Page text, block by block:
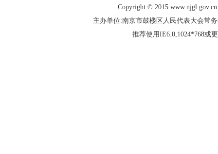
Copyright © 2015 www.njgl.gov.cn
主办单位:南京市鼓楼区人民代表大会常
推荐使用IE6.0,1024*768或